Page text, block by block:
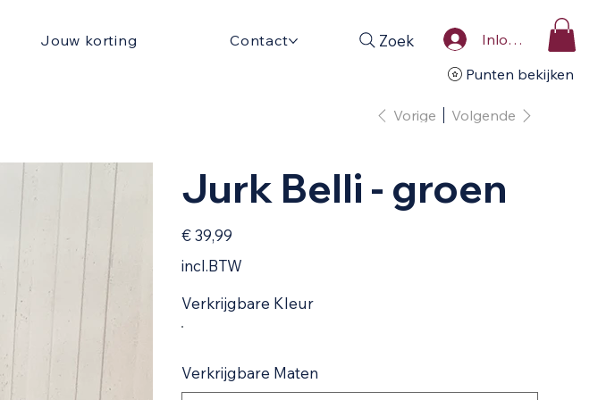
Jouw korting Contact Zoek
Inloggen
Punten bekijken
Vorige Volgende
Jurk Belli - groen
Prijs
€ 39,99
incl.BTW
Verkrijgbare Kleur
Verkrijgbare Maten